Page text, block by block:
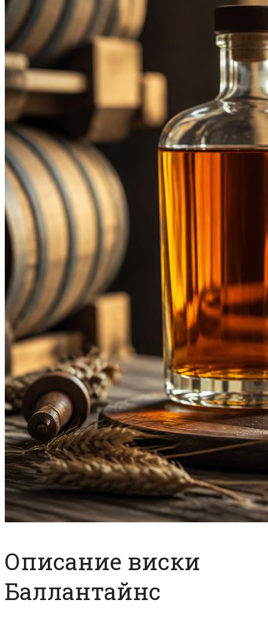
Описание виски
Баллантайнс